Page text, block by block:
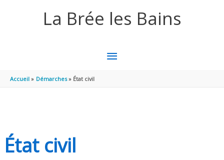
La Brée les Bains
MENU
Accueil Démarches État civil
État civil